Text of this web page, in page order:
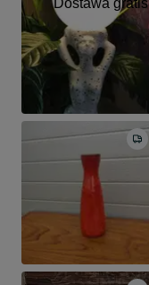
Dostawa gratis